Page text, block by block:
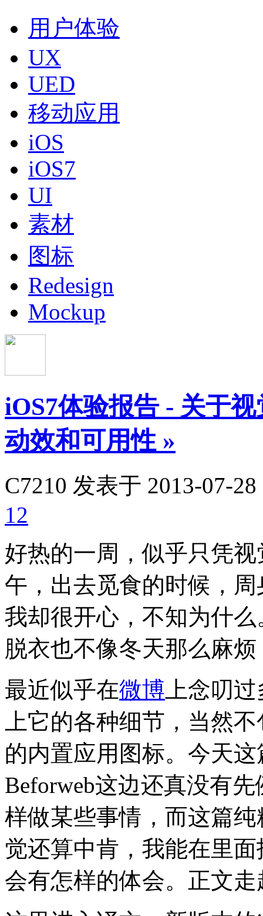
用户体验
UX
UED
移动应用
iOS
iOS7
UI
素材
图标
Redesign
Mockup
iOS7体验报告 - 关于
动效和可用性 »
C7210 发表于 2013-07-28
12
好热的一周，似乎只凭
午，出去觅食的时候，
我却很开心，不知为什
脱衣也不像冬天那么麻
最近似乎在微博 上念叨
上它的各种细节，当然
的内置应用图标。今天
Beforweb这边还真没有
样做某些事情，而这篇
觉还算中肯，我能在里
会有怎样的体会。正文走